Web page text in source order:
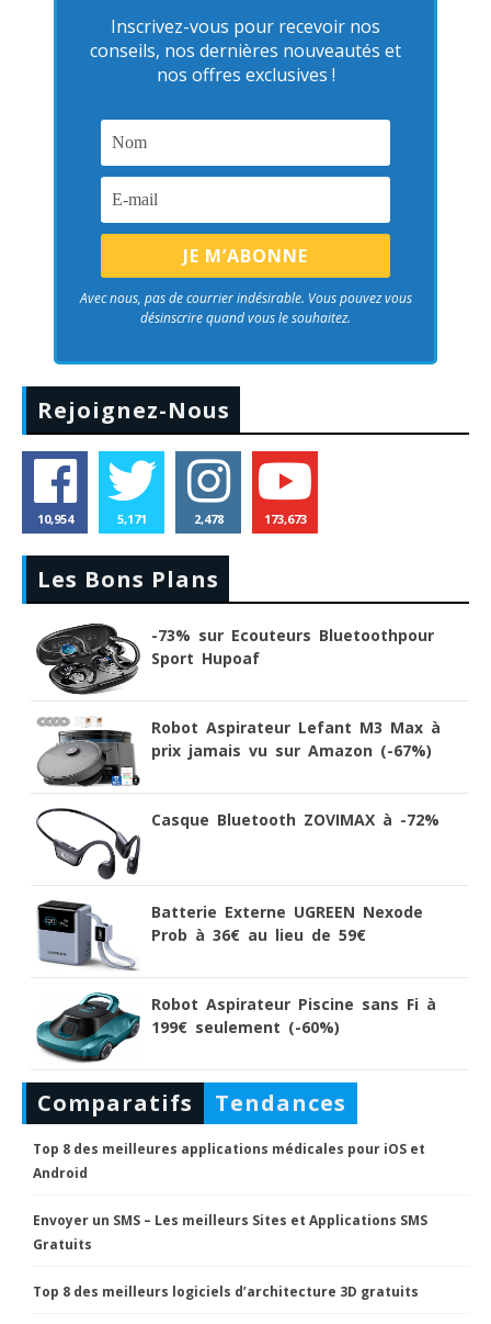
Inscrivez-vous pour recevoir nos
conseils, nos dernières nouveautés et
nos offres exclusives !
Avec nous, pas de courrier indésirable. Vous pouvez vous
désinscrire quand vous le souhaitez.
Rejoignez-Nous
10,954 5,171 2,478 173,673
Les Bons Plans
-73% sur Ecouteurs Bluetoothpour
Sport Hupoaf
Robot Aspirateur Lefant M3 Max à
prix jamais vu sur Amazon (-67%)
Casque Bluetooth ZOVIMAX à -72%
Batterie Externe UGREEN Nexode
Prob à 36€ au lieu de 59€
Robot Aspirateur Piscine sans Fi à
199€ seulement (-60%)
Comparatifs Tendances
Top 8 des meilleures applications médicales pour iOS et
Android
Envoyer un SMS – Les meilleurs Sites et Applications SMS
Gratuits
Top 8 des meilleurs logiciels d’architecture 3D gratuits